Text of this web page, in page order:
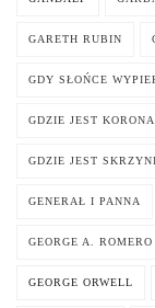
GARETH RUBIN
GDY SŁOŃCE
GDZIE JEST
GDZIE JEST
GENERAŁ I PANNA
GEORGE A. ROMERO
GEORGE ORWELL